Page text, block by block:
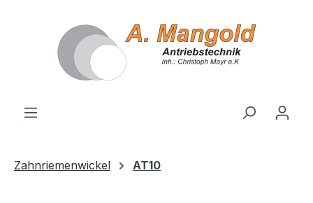
Zahnriemenwickel AT10